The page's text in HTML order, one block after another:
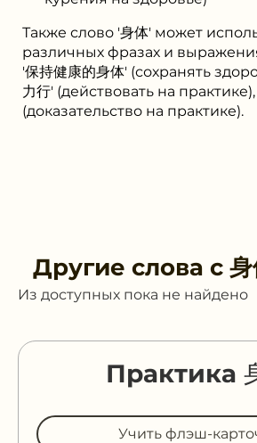
Также слово '身体' может
различных фразах и
'保持健康的身体' (сохранять
力行' (действовать на
(доказательство на практике).
Другие слова с
Из доступных пока не найдено
Практика
Учить флэш-